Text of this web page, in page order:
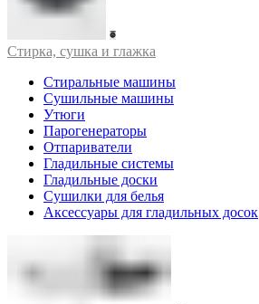
Стирка, сушка и глажка
Стиральные машины
Сушильные машины
Утюги
Парогенераторы
Отпариватели
Гладильные системы
Гладильные доски
Сушилки для белья
Аксессуары для гладильных досок